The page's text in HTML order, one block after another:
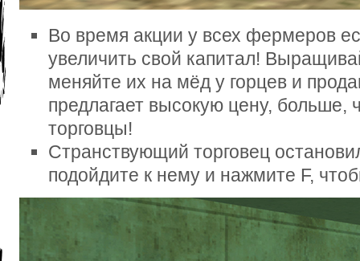
Во время акции у всех фермеров
увеличить свой капитал!
меняйте их на мёд у горцев и
предлагает высокую цену, больше,
торговцы!
Странствующий торговец
подойдите к нему и нажмите F,